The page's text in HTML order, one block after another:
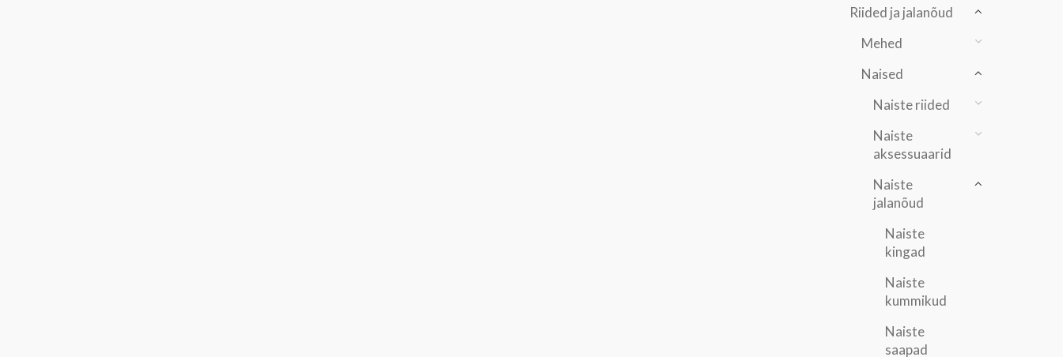
Riided ja jalanõud
Mehed
Naised
Naiste riided
Naiste
aksessuaarid
Naiste
jalanõud
Naiste
kingad
Naiste
kummikud
Naiste
saapad